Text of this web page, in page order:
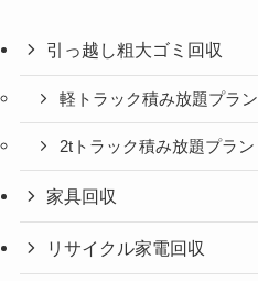
引っ越し粗大ゴミ回収
軽トラック積み放題プラン
2tトラック積み放題プラン
家具回収
リサイクル家電回収